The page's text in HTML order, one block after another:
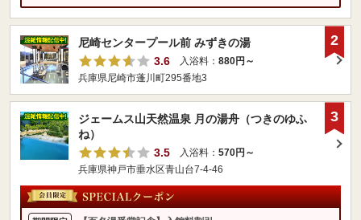
尼崎センタープール前 みずきの湯
3.6
入浴料： 880円～
兵庫県尼崎市蓬川町295番地3
2
ジェームス山天然温泉 月の湯舟（つきのゆふ
ね）
3.5
入浴料： 570円～
兵庫県神戸市垂水区青山台7-4-46
3